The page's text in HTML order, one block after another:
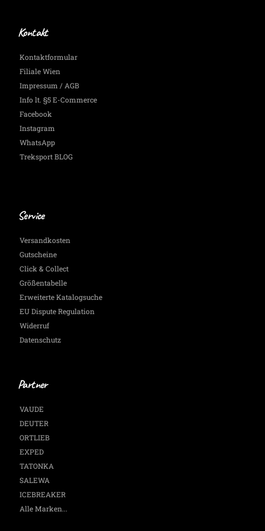
Kontakt
Kontaktformular
Filiale Wien
Impressum / AGB
Info lt. §5 E-Commerce
Facebook
Instagram
WhatsApp
Treksport BLOG
Service
Versandkosten
Gutscheine
Click & Collect
Größentabelle
Erweiterte Katalogsuche
EU Dispute Regulation
Widerruf
Datenschutz
Partner
VAUDE
DEUTER
ORTLIEB
EXPED
TATONKA
SALEWA
ICEBREAKER
Alle Marken...